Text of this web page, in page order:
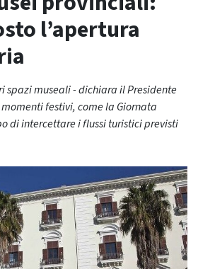
l’apertura
spazi museali - dichiara il Presidente
festivi, come la Giornata
di intercettare i flussi turistici previsti